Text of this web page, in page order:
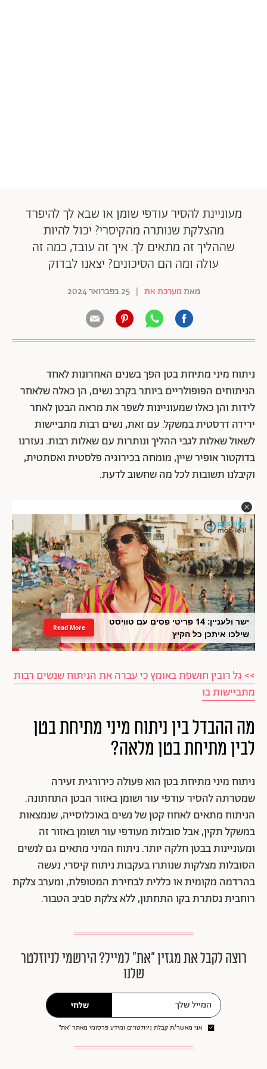
מעוניינת להסיר עודפי שומן או שבא לך להיפרד
מהצלקת שנותרה מהקיסרי? יכול להיות
שההליך זה מתאים לך. איך זה עובד, כמה זה
עולה ומה הם הסיכונים? יצאנו לבדוק
מאתמערכת את | 25 בפברואר 2024
ניתוח מיני מתיחת בטן הפך בשנים האחרונות לאחד
הניתוחים הפופולריים ביותר בקרב נשים, הן כאלה שלאחר
לידות והן כאלו שמעוניינות לשפר את מראה הבטן לאחר
ירידה דרסטית במשקל. עם זאת, נשים רבות מתביישות
לשאול שאלות לגבי ההליך ונותרות עם שאלות רבות. נעזרנו
בדוקטור אופיר שיין, מומחה בכירוגיה פלסטית ואסתטית,
וקיבלנו תשובות לכל מה שחשוב לדעת.
ישר ולעניין: 14 פריטי פסים עם טוויסט
שילכו איתכן כל הקיץ
Read More
>> גל רובין חושפת באומץ כי עברה את הניתוח שנשים רבות
מתביישות בו
מה ההבדל בין ניתוח מיני מתיחת בטן
לבין מתיחת בטן מלאה?
ניתוח מיני מתיחת בטן הוא פעולה כירורגית זעירה
שמטרתה להסיר עודפי עור ושומן באזור הבטן התחתונה.
הניתוח מתאים לאחוז קטן של נשים באוכלוסייה, שנמצאות
במשקל תקין, אבל סובלות מעודפי עור ושומן באזור זה
ומעוניינות בבטן חלקה יותר. ניתוח המיני מתאים גם לנשים
הסובלות מצלקות שנותרו בעקבות ניתוח קיסרי, נעשה
בהרדמה מקומית או כללית לבחירת המטופלת, ומערב צלקת
רוחבית נסתרת בקו התחתון, ללא צלקת סביב הטבור.
רוצה לקבל את מגזין ״את״ למייל? הירשמי לניוזלטר
שלנו
שלחי
אני מאשר/ת קבלת ניוזלטרים ומידע פרסומי מאתר ״את״